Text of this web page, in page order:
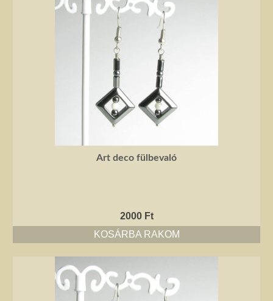
Art deco fülbevaló
2000 Ft
KOSÁRBA RAKOM